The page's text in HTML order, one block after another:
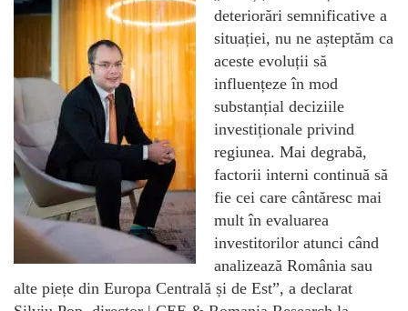
deteriorări semnificative a
situației, nu ne așteptăm ca
aceste evoluții să
influențeze în mod
substanțial deciziile
investiționale privind
regiunea. Mai degrabă,
factorii interni continuă să
fie cei care cântăresc mai
mult în evaluarea
investitorilor atunci când
analizează România sau
alte piețe din Europa Centrală și de Est”, a declarat